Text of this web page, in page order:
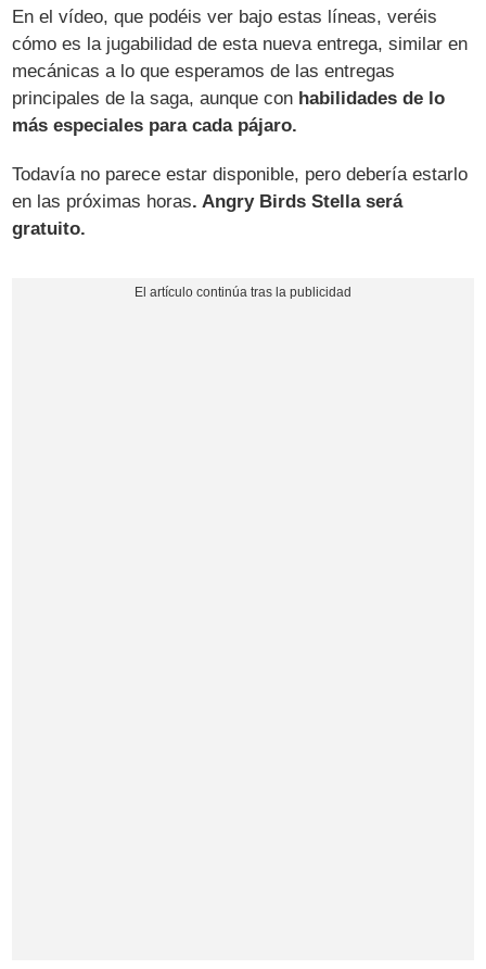
En el vídeo, que podéis ver bajo estas líneas, veréis
cómo es la jugabilidad de esta nueva entrega, similar en
mecánicas a lo que esperamos de las entregas
principales de la saga, aunque con habilidades de lo
más especiales para cada pájaro.
Todavía no parece estar disponible, pero debería estarlo
en las próximas horas. Angry Birds Stella será
gratuito.